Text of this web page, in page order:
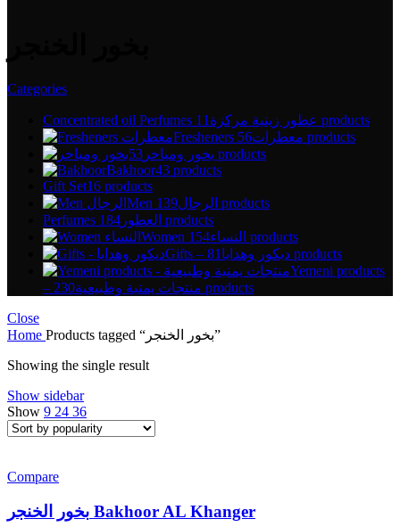
Categories
Concentrated oil Perfumes عطور زيتية مركزة 11 products
Fresheners معطرات 56 products
بخور ومباخر 53 products
Bakhoor43 products
Gift Set16 products
Men الرجال 139 products
Perfumes العطور 184 products
Women النساء 154 products
Gifts – ديكور وهدايا 81 products
Yemeni products
– منتجات يمنية وطبيعية 230 products
Close
Home
Products tagged “بخور الخنجر”
Showing the single result
Show sidebar
Show 9 24 36
Compare
بخور الخنجر Bakhoor AL Khanger